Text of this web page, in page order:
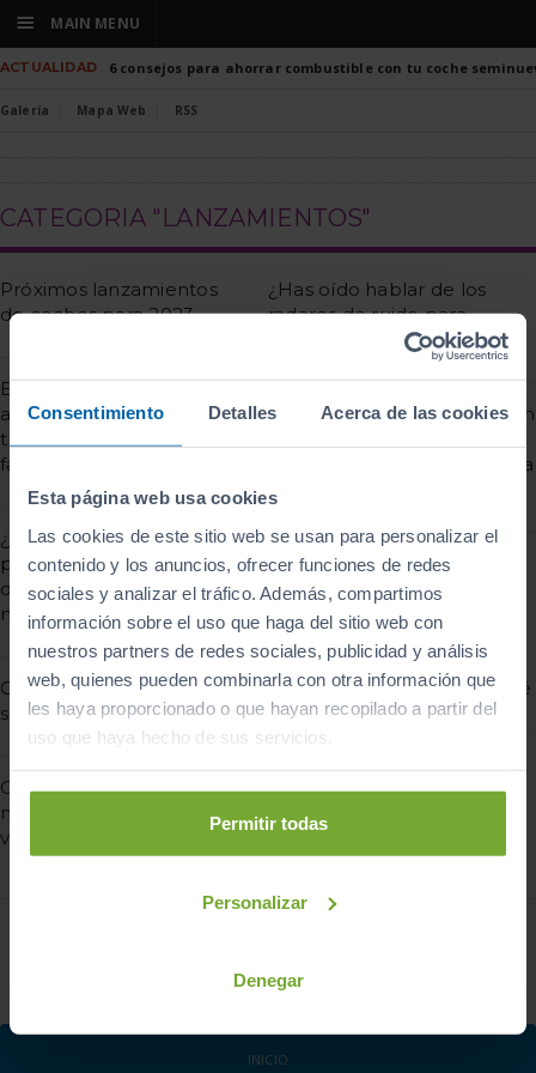
Consentimiento Detalles Acerca de las cookies
Esta página web usa cookies
Las cookies de este sitio web se usan para personalizar el
contenido y los anuncios, ofrecer funciones de redes
sociales y analizar el tráfico. Además, compartimos
información sobre el uso que haga del sitio web con
nuestros partners de redes sociales, publicidad y análisis
web, quienes pueden combinarla con otra información que
les haya proporcionado o que hayan recopilado a partir del
uso que haya hecho de sus servicios.
Permitir todas
Personalizar
Denegar
ACTUALIDAD 6 consejos para ahorrar combustible con tu coche
Galería Mapa Web RSS
CATEGORÍA "LANZAMIENTOS"
Próximos lanzamientos
de coches para 2023
En el futuro podríamos
abrir nuestro coche a
través de reconocimiento
facial
¿Sabías que hasta hace
poco los crash test
dummies eran todos
masculinos?
Coches seminuevos
seguros y más baratos
Conoce los detalles del
nuevo limitador de
velocidad obligatorio
¿Has oído hablar de los
radares de ruido para
coches y motos?
Los coches más vendidos en
conseguir un SEAT ocasión a
buen precio
¿Qué novedades trae el
nuevo Mercedes Clase S?
Volkswagen Nivus: el nuevo
SUV urbano de corte coupé
secretos de esta edición
especial para España
INICIO
☰ MAIN MENU